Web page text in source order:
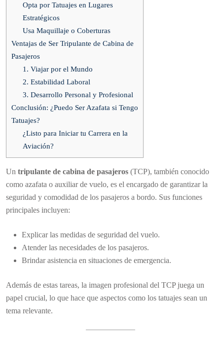
Opta por Tatuajes en Lugares
Estratégicos
Usa Maquillaje o Coberturas
Ventajas de Ser Tripulante de Cabina de
Pasajeros
1. Viajar por el Mundo
2. Estabilidad Laboral
3. Desarrollo Personal y Profesional
Conclusión: ¿Puedo Ser Azafata si Tengo
Tatuajes?
¿Listo para Iniciar tu Carrera en la
Aviación?
Un tripulante de cabina de pasajeros (TCP), también conocido
como azafata o auxiliar de vuelo, es el encargado de garantizar la
seguridad y comodidad de los pasajeros a bordo. Sus funciones
principales incluyen:
Explicar las medidas de seguridad del vuelo.
Atender las necesidades de los pasajeros.
Brindar asistencia en situaciones de emergencia.
Además de estas tareas, la imagen profesional del TCP juega un
papel crucial, lo que hace que aspectos como los tatuajes sean un
tema relevante.